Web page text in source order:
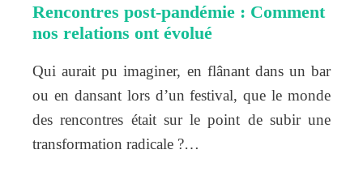
Rencontres post-pandémie : Comment
nos relations ont évolué
Qui aurait pu imaginer, en flânant dans un bar
ou en dansant lors d’un festival, que le monde
des rencontres était sur le point de subir une
transformation radicale ?…